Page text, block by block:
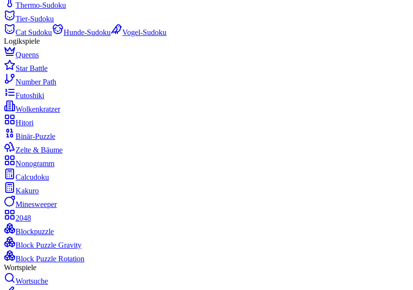
Thermo-Sudoku
Tier-Sudoku
Cat Sudoku
Hunde-Sudoku
Vogel-Sudoku
Logikspiele
Queens
Star Battle
Number Path
Futoshiki
Wolkenkratzer
Hitori
Binär-Puzzle
Zelte & Bäume
Nonogramm
Calcudoku
Kakuro
Minesweeper
2048
Blockpuzzle
Block Puzzle Gravity
Block Puzzle Rotation
Wortspiele
Wortsuche